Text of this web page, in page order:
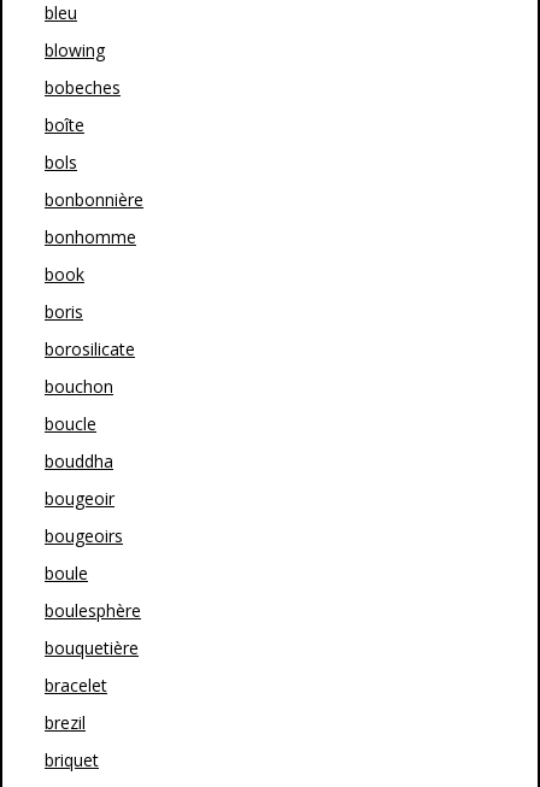
bleu
blowing
bobeches
boîte
bols
bonbonnière
bonhomme
book
boris
borosilicate
bouchon
boucle
bouddha
bougeoir
bougeoirs
boule
boulesphère
bouquetière
bracelet
brezil
briquet